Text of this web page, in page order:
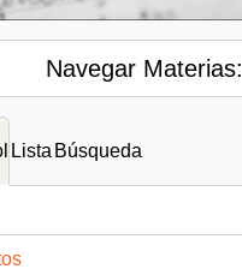
Navegar Materias:
Lista Búsqueda